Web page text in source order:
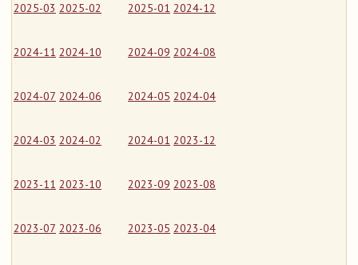
2025-03 2025-02 2025-01 2024-12
2024-11 2024-10 2024-09 2024-08
2024-07 2024-06 2024-05 2024-04
2024-03 2024-02 2024-01 2023-12
2023-11 2023-10 2023-09 2023-08
2023-07 2023-06 2023-05 2023-04